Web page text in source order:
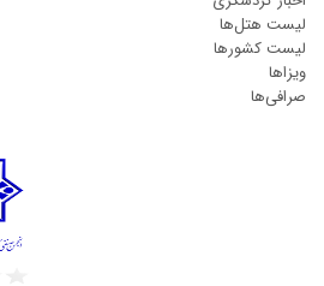
لیست هتل‌ها
لیست کشورها
ویزاها
صرافی‌ها